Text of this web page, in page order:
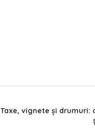
Taxe, vignete și drumuri: